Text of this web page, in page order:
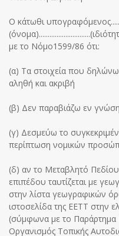
Ο κάτωθι
με το Νόμο1599/86 ότι:
(α) Τα στοιχεία που
αληθή και ακριβή
(β) Δεν παραβιάζω εν
(γ) Δεσμεύω το
περίπτωση νομικών
(δ) αν το Μεταβλητό
επιπέδου ταυτίζεται με
στην λίστα γεωγραφικών
ιστοσελίδα της ΕΕΤΤ στην
(σύμφωνα με το Παράρτημα
Οργανισμός Τοπικής